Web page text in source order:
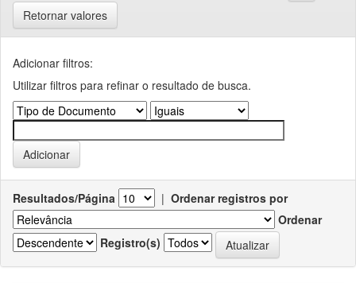
Retornar valores
Adicionar filtros:
Utilizar filtros para refinar o resultado de busca.
Resultados/Página | Ordenar registros por
Ordenar
Registro(s)